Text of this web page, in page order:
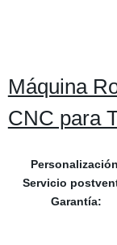
Máquina
CNC para
Servicio
Garantía: